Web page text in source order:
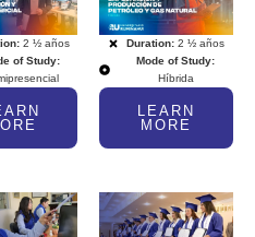
2 ½ años
of Study:
Duration: 2 ½ años
Mode of Study:
Híbrida
LEARN
MORE